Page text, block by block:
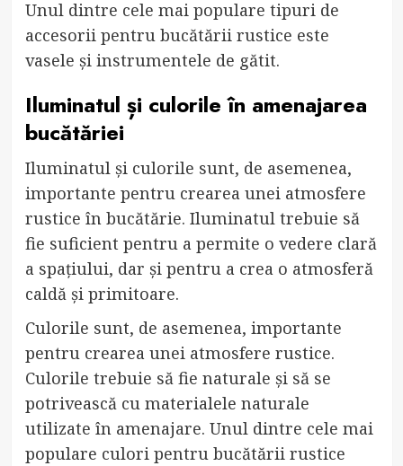
Unul dintre cele mai populare tipuri de
accesorii pentru bucătării rustice este
vasele și instrumentele de gătit.
Iluminatul și culorile în amenajarea
bucătăriei
Iluminatul și culorile sunt, de asemenea,
importante pentru crearea unei atmosfere
rustice în bucătărie. Iluminatul trebuie să
fie suficient pentru a permite o vedere clară
a spațiului, dar și pentru a crea o atmosferă
caldă și primitoare.
Culorile sunt, de asemenea, importante
pentru crearea unei atmosfere rustice.
Culorile trebuie să fie naturale și să se
potrivească cu materialele naturale
utilizate în amenajare. Unul dintre cele mai
populare culori pentru bucătării rustice